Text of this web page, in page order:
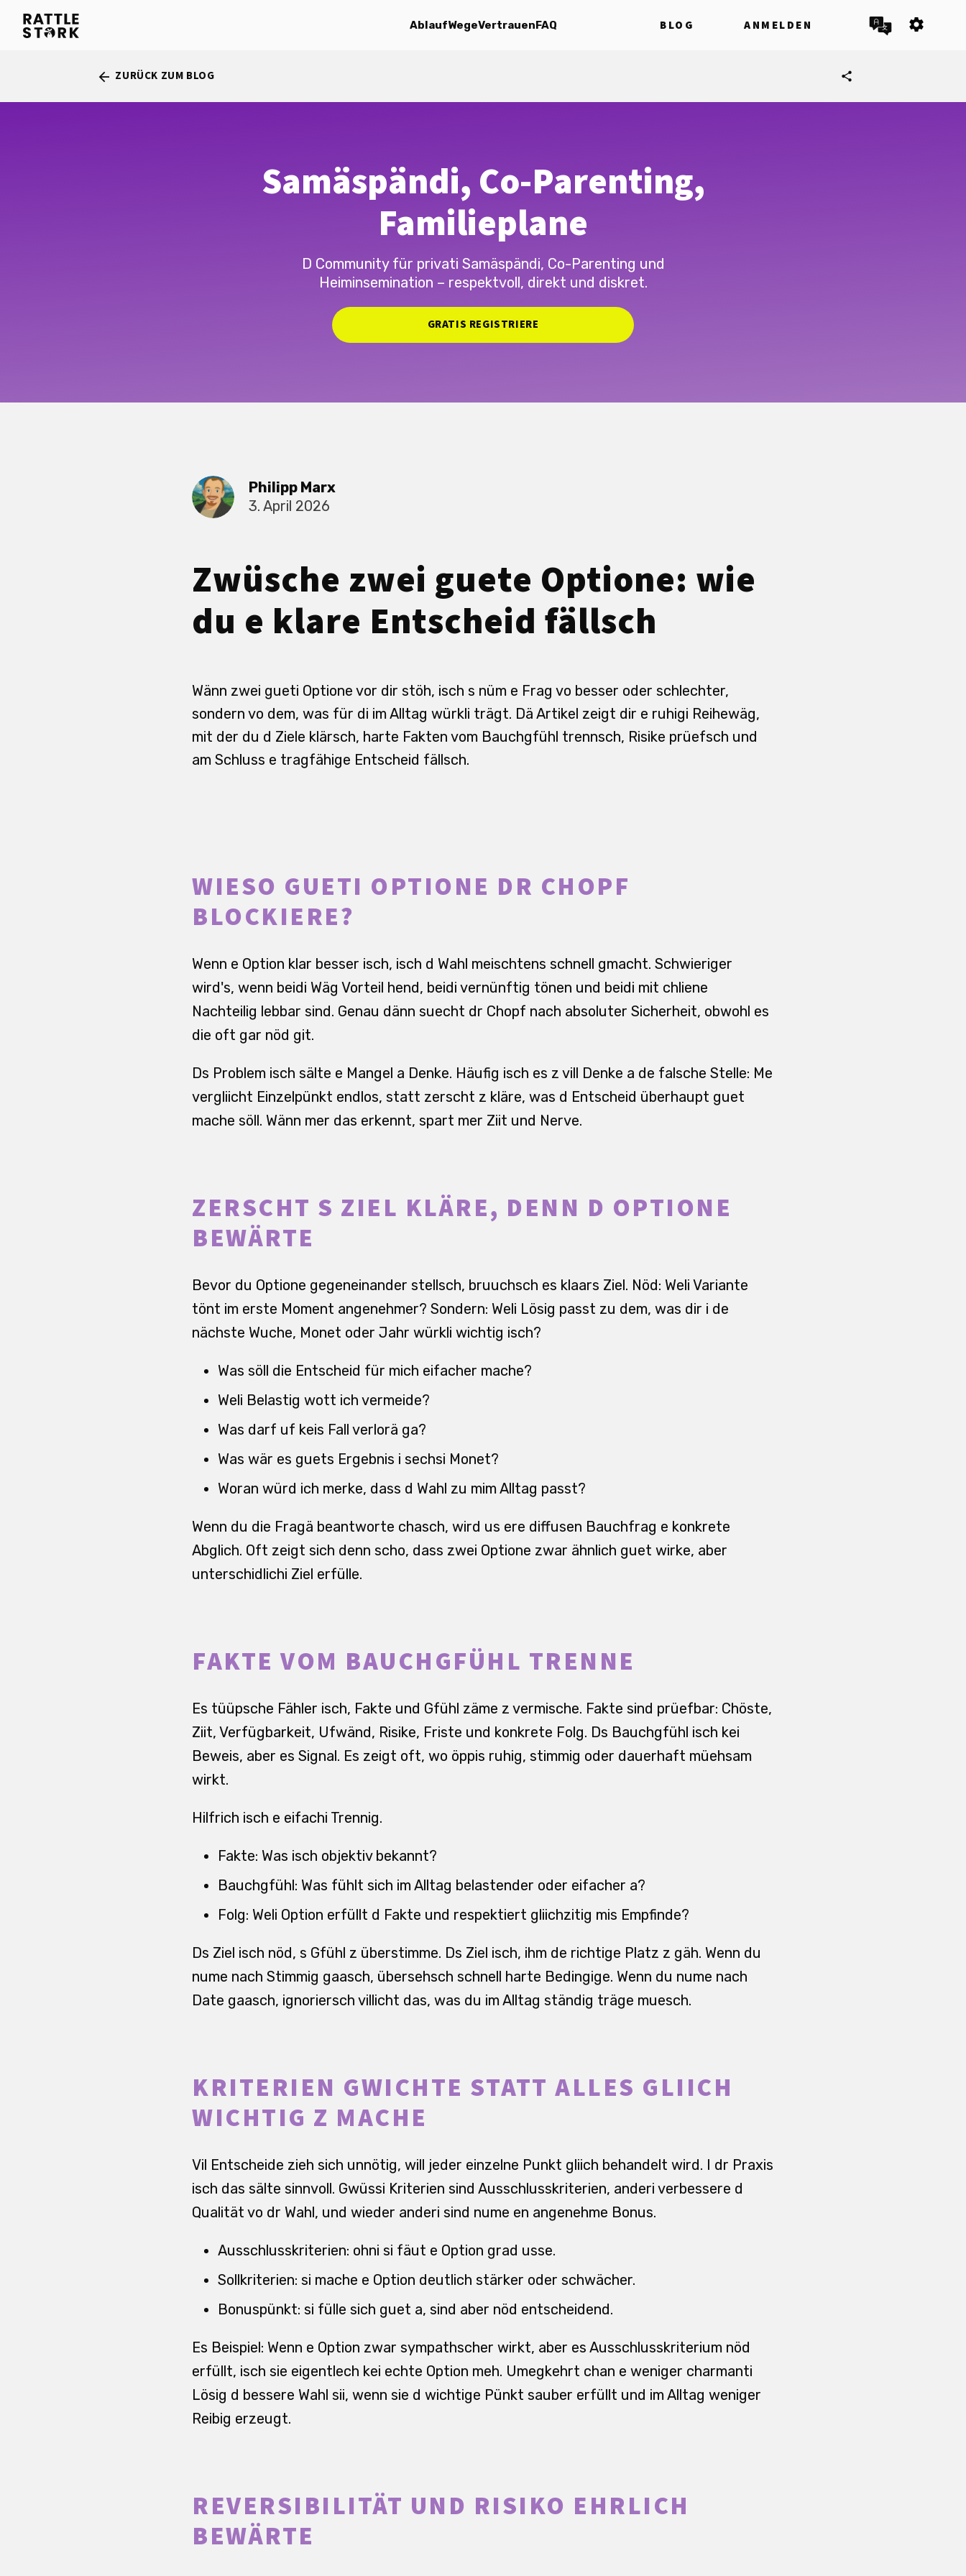
AblaufWegeVertrauenFAQ BLOG ANMELDEN settings
arrow_back ZURÜCK ZUM BLOG share
Samäspändi, Co-Parenting,
Familieplane
D Community für privati Samäspändi, Co-Parenting und
Heiminsemination – respektvoll, direkt und diskret.
GRATIS REGISTRIERE
Philipp Marx
3. April 2026
Zwüsche zwei guete Optione: wie
du e klare Entscheid fällsch
Wänn zwei gueti Optione vor dir stöh, isch s nüm e Frag vo besser oder schlechter,
sondern vo dem, was für di im Alltag würkli trägt. Dä Artikel zeigt dir e ruhigi Reihewäg,
mit der du d Ziele klärsch, harte Fakten vom Bauchgfühl trennsch, Risike prüefsch und
am Schluss e tragfähige Entscheid fällsch.
WIESO GUETI OPTIONE DR CHOPF
BLOCKIERE?
Wenn e Option klar besser isch, isch d Wahl meischtens schnell gmacht. Schwieriger
wird's, wenn beidi Wäg Vorteil hend, beidi vernünftig tönen und beidi mit chliene
Nachteilig lebbar sind. Genau dänn suecht dr Chopf nach absoluter Sicherheit, obwohl es
die oft gar nöd git.
Ds Problem isch sälte e Mangel a Denke. Häufig isch es z vill Denke a de falsche Stelle: Me
vergliicht Einzelpünkt endlos, statt zerscht z kläre, was d Entscheid überhaupt guet
mache söll. Wänn mer das erkennt, spart mer Ziit und Nerve.
ZERSCHT S ZIEL KLÄRE, DENN D OPTIONE
BEWÄRTE
Bevor du Optione gegeneinander stellsch, bruuchsch es klaars Ziel. Nöd: Weli Variante
tönt im erste Moment angenehmer? Sondern: Weli Lösig passt zu dem, was dir i de
nächste Wuche, Monet oder Jahr würkli wichtig isch?
Was söll die Entscheid für mich eifacher mache?
Weli Belastig wott ich vermeide?
Was darf uf keis Fall verlorä ga?
Was wär es guets Ergebnis i sechsi Monet?
Woran würd ich merke, dass d Wahl zu mim Alltag passt?
Wenn du die Fragä beantworte chasch, wird us ere diffusen Bauchfrag e konkrete
Abglich. Oft zeigt sich denn scho, dass zwei Optione zwar ähnlich guet wirke, aber
unterschidlichi Ziel erfülle.
FAKTE VOM BAUCHGFÜHL TRENNE
Es tüüpsche Fähler isch, Fakte und Gfühl zäme z vermische. Fakte sind prüefbar: Chöste,
Ziit, Verfügbarkeit, Ufwänd, Risike, Friste und konkrete Folg. Ds Bauchgfühl isch kei
Beweis, aber es Signal. Es zeigt oft, wo öppis ruhig, stimmig oder dauerhaft müehsam
wirkt.
Hilfrich isch e eifachi Trennig.
Fakte: Was isch objektiv bekannt?
Bauchgfühl: Was fühlt sich im Alltag belastender oder eifacher a?
Folg: Weli Option erfüllt d Fakte und respektiert gliichzitig mis Empfinde?
Ds Ziel isch nöd, s Gfühl z überstimme. Ds Ziel isch, ihm de richtige Platz z gäh. Wenn du
nume nach Stimmig gaasch, übersehsch schnell harte Bedingige. Wenn du nume nach
Date gaasch, ignoriersch villicht das, was du im Alltag ständig träge muesch.
KRITERIEN GWICHTE STATT ALLES GLIICH
WICHTIG Z MACHE
Vil Entscheide zieh sich unnötig, will jeder einzelne Punkt gliich behandelt wird. I dr Praxis
isch das sälte sinnvoll. Gwüssi Kriterien sind Ausschlusskriterien, anderi verbessere d
Qualität vo dr Wahl, und wieder anderi sind nume en angenehme Bonus.
Ausschlusskriterien: ohni si fäut e Option grad usse.
Sollkriterien: si mache e Option deutlich stärker oder schwächer.
Bonuspünkt: si fülle sich guet a, sind aber nöd entscheidend.
Es Beispiel: Wenn e Option zwar sympathscher wirkt, aber es Ausschlusskriterium nöd
erfüllt, isch sie eigentlech kei echte Option meh. Umegkehrt chan e weniger charmanti
Lösig d bessere Wahl sii, wenn sie d wichtige Pünkt sauber erfüllt und im Alltag weniger
Reibig erzeugt.
REVERSIBILITÄT UND RISIKO EHRLICH
BEWÄRTE